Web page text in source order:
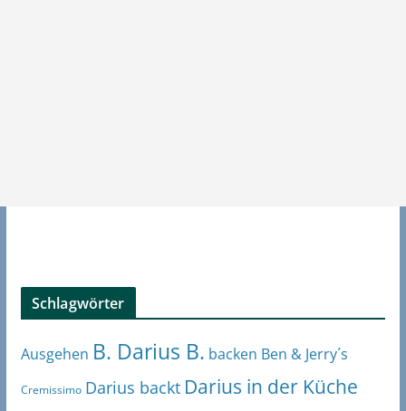
Schlagwörter
Ausgehen B. Darius B. backen Ben & Jerry´s
Cremissimo Darius backt Darius in der Küche